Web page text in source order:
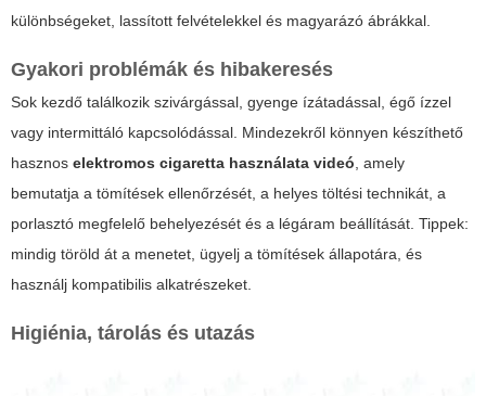
különbségeket, lassított felvételekkel és magyarázó ábrákkal.
Gyakori problémák és hibakeresés
Sok kezdő találkozik szivárgással, gyenge ízátadással, égő ízzel
vagy intermittáló kapcsolódással. Mindezekről könnyen készíthető
hasznos elektromos cigaretta használata videó , amely
bemutatja a tömítések ellenőrzését, a helyes töltési technikát, a
porlasztó megfelelő behelyezését és a légáram beállítását. Tippek:
mindig töröld át a menetet, ügyelj a tömítések állapotára, és
használj kompatibilis alkatrészeket.
Higiénia, tárolás és utazás